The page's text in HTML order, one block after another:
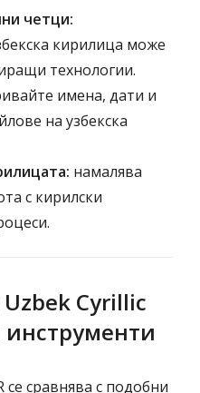
четци:
кирилица може
технологии.
имена, дати и
на узбекска
намалява
с кирилски
Cyrillic
инструменти
се сравнява с подобни